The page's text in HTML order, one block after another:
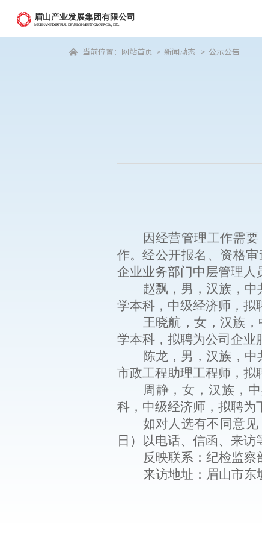
 当前位置： 网站首页 > 新闻动态 > 公示公告
因经营管理工作需
作。经公开报名、资格审
企业业务部门中层管理人
赵飘 ，男，汉族， 中
学本科，中级经济师， 拟
王晓航 ，女 ，汉族，
学本科， 拟聘为公司 企业
陈龙 ， 男 ，汉族， 中
市政工程助理工程师， 拟
周静 ，女 ，汉族，
科， 中级经济师 ， 拟聘为
如对人选有不同意
日）以电话、 信函、来访
反映联系： 纪检监察
来访地址：眉山市东